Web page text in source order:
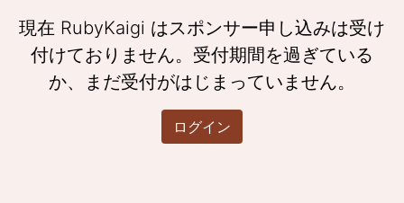
現在 RubyKaigi はスポンサー申し込みは受け
付けておりません。受付期間を過ぎている
か、まだ受付がはじまっていません。
ログイン